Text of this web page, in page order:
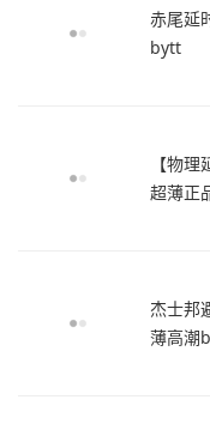
赤尾延
bytt
【物
超薄正
杰士邦
薄高潮